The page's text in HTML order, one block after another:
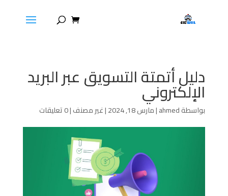
دليل أتمتة التسويق عبر البريد
الإلكتروني
بواسطةahmed
|مارس 18, 2024 |غير مصنف|0 تعليقات